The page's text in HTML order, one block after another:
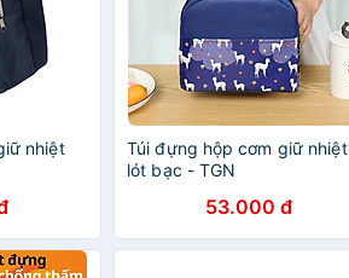
nhiệt
Túi đựng hộp cơm giữ nhiệt
lót bạc - TGN
53.000 đ